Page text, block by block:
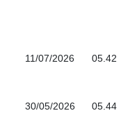
11/07/2026 05.42
30/05/2026 05.44